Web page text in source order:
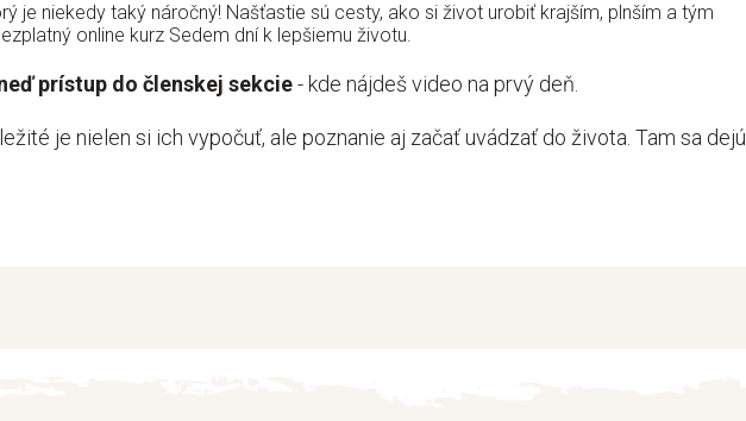
je niekedy taký náročný! Našťastie sú cesty, ako si život urobiť krajším, plnším a tým
online kurz Sedem dní k lepšiemu životu.
prístup do členskej sekcie- kde nájdeš video na prvý deň.
je nielen si ich vypočuť, ale poznanie aj začať uvádzať do života. Tam sa dejú